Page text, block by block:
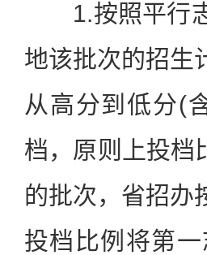
1.按照平行志
地该批次的招生
从高分到低分(
档，原则上投档
的批次，省招办
投档比例将第